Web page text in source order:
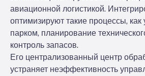
авиационной логистикой.
оптимизируют такие процессы,
парком, планирование
контроль запасов.
Его централизованный центр
устраняет неэффективность